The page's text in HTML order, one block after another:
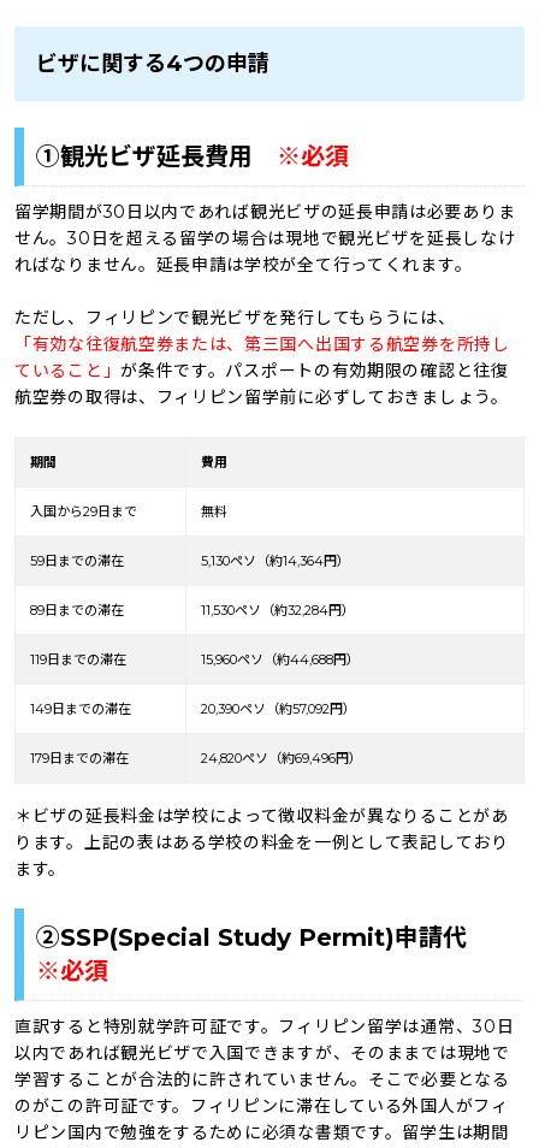
ビザに関する4つの申請
①観光ビザ延長費用 ※必須
留学期間が30日以内であれば観光ビザの延長申請は必要ありま
せん。30日を超える留学の場合は現地で観光ビザを延長しなけ
ればなりません。延長申請は学校が全て行ってくれます。
ただし、フィリピンで観光ビザを発行してもらうには、
「有効な往復航空券または、第三国へ出国する航空券を所持し
ていること」が条件です。パスポートの有効期限の確認と往復
航空券の取得は、フィリピン留学前に必ずしておきましょう。
期間 費用
入国から29日まで 無料
59日までの滞在 5,130ペソ（約14,364円）
89日までの滞在 11,530ペソ（約32,284円）
119日までの滞在 15,960ペソ（約44,688円）
149日までの滞在 20,390ペソ（約57,092円）
179日までの滞在 24,820ペソ（約69,496円）
＊ビザの延長料金は学校によって徴収料金が異なりることがあ
ります。上記の表はある学校の料金を一例として表記しており
ます。
②SSP(Special Study Permit)申請代
※必須
直訳すると特別就学許可証です。フィリピン留学は通常、30日
以内であれば観光ビザで入国できますが、そのままでは現地で
学習することが合法的に許されていません。そこで必要となる
のがこの許可証です。フィリピンに滞在している外国人がフィ
リピン国内で勉強をするために必須な書類です。留学生は期間